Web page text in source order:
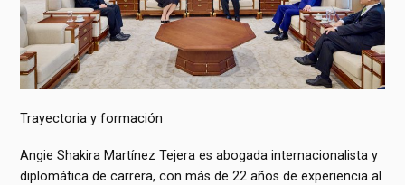
Trayectoria y formación
Angie Shakira Martínez Tejera es abogada internacionalista y
diplomática de carrera, con más de 22 años de experiencia al